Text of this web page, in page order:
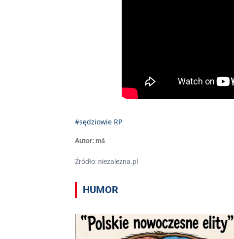
#sędziowie RP
Autor: mś
Źródło: niezalezna.pl
HUMOR